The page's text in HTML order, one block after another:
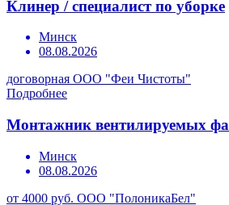
Клинер / специалист по уборке
Минск
08.08.2026
договорная ООО "Феи Чистоты"
Подробнее
Монтажник вентилируемых
Минск
08.08.2026
от 4000 руб. ООО "ПолоникаБел"